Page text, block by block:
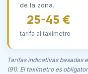
de la zona.
25-45 €
tarifa al taxímetro
Tarifas indicativas basadas
(91). El taxímetro es